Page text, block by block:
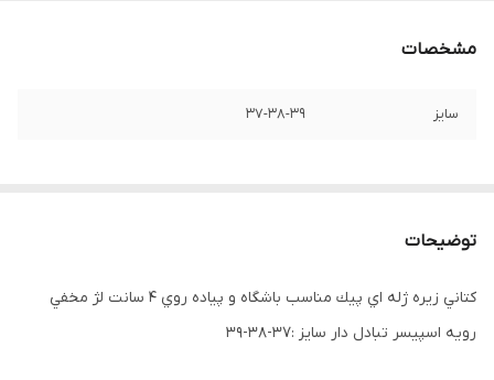
مشخصات
سایز 37-38-39
توضیحات
كتاني زيره ژله اي پيك مناسب باشگاه و پياده روي 4 سانت لژ مخفي
رويه اسپيسر تبادل دار سايز :37-38-39